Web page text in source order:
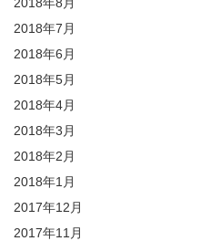
2018年7月
2018年6月
2018年5月
2018年4月
2018年3月
2018年2月
2018年1月
2017年12月
2017年11月